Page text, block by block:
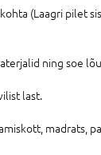
(Laagri pilet
ning soe
last.
madrats,